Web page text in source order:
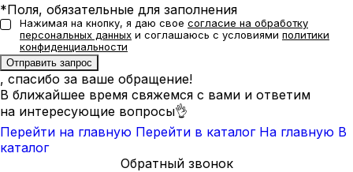
*Поля, обязательные для заполнения
Нажимая на кнопку, я даю свое согласие на обработку
персональных данных и соглашаюсь с условиями политики
конфиденциальности
, спасибо за ваше обращение!
В ближайшее время свяжемся с вами и ответим
на интересующие вопросы👌
Перейти на главную Перейти в каталог На главную В
каталог
Обратный звонок